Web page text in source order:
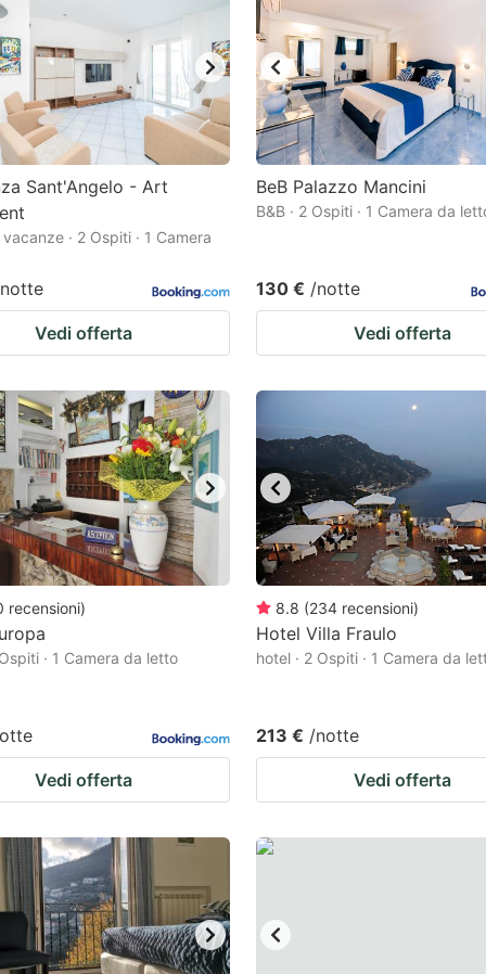
Sant'Angelo - Art
· 2 Ospiti · 1 Camera
Vedi offerta
BeB Palazzo Mancini
B&B · 2 Ospiti · 1 Camera da
130 € /notte
Vedi offerta
recensioni)
· 1 Camera da letto
Vedi offerta
8.8 (234 recensioni)
Hotel Villa Fraulo
hotel · 2 Ospiti · 1 Camera da
213 € /notte
Vedi offerta